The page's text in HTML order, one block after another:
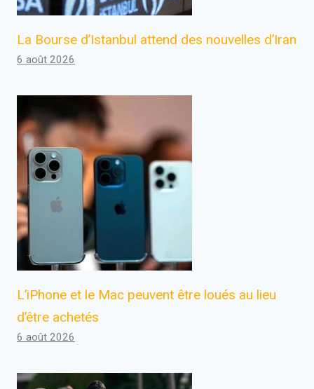
La Bourse d’Istanbul attend des nouvelles d’Iran
6 août 2026
L’iPhone et le Mac peuvent être loués au lieu
d’être achetés
6 août 2026